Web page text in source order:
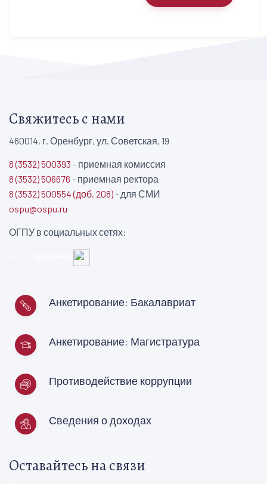
Свяжитесь с нами
460014, г. Оренбург, ул. Советская, 19
8 (3532) 500393 - приемная комиссия
8 (3532) 506676 - приемная ректора
8 (3532) 500554 (доб. 208)- для СМИ
ospu@ospu.ru
ОГПУ в социальных сетях:
Анкетирование: Бакалавриат
Анкетирование: Магистратура
Противодействие коррупции
Сведения о доходах
Оставайтесь на связи